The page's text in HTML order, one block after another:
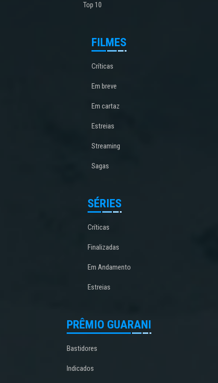
Top 10
FILMES
Críticas
Em breve
Em cartaz
Estreias
Streaming
Sagas
SÉRIES
Críticas
Finalizadas
Em Andamento
Estreias
PRÊMIO GUARANI
Bastidores
Indicados